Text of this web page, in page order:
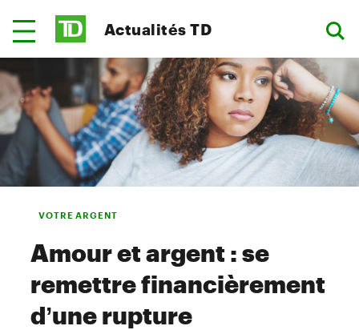
Actualités TD
VOTRE ARGENT
Amour et argent : se
remettre financièrement
d’une rupture